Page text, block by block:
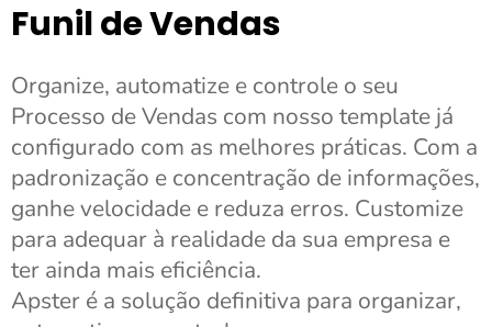
Funil de Vendas
Organize, automatize e controle o seu
Processo de Vendas com nosso template já
configurado com as melhores práticas. Com a
padronização e concentração de informações,
ganhe velocidade e reduza erros. Customize
para adequar à realidade da sua empresa e
ter ainda mais eficiência.
Apster é a solução definitiva para organizar,